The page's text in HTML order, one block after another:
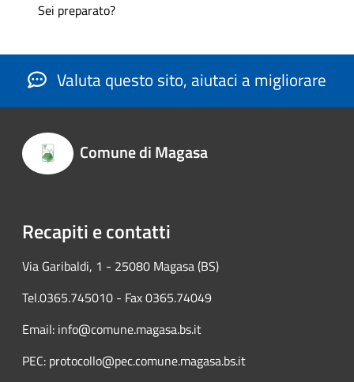
Sei preparato?
Valuta questo sito, aiutaci a migliorare
Comune di Magasa
Recapiti e contatti
Via Garibaldi, 1 - 25080 Magasa (BS)
Tel.0365.745010 - Fax 0365.74049
Email: info@comune.magasa.bs.it
PEC: protocollo@pec.comune.magasa.bs.it